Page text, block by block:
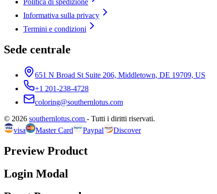
Politica di spedizione
Informativa sulla privacy
Termini e condizioni
Sede centrale
651 N Broad St Suite 206, Middletown, DE 19709, US
+1 201-238-4728
coloring@southernlotus.com
© 2026 southernlotus.com - Tutti i diritti riservati.
visa
Master Card Paypal Discover
Preview Product
Login Modal